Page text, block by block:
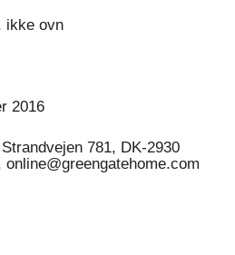
ikke ovn
2016
781, DK-2930